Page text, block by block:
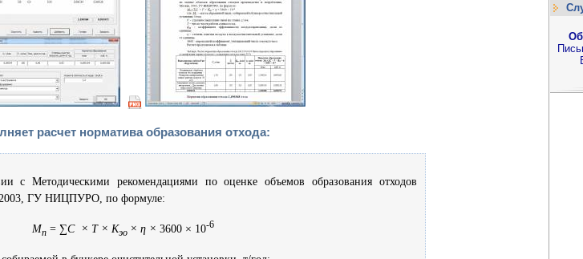
расчет норматива образования отхода:
с Методическими рекомендациями по оценке объемов образования отходов
2003, ГУ НИЦПУРО, по формуле:
Мп = ∑С × Т × Kэо × η ×3600 × 10-6